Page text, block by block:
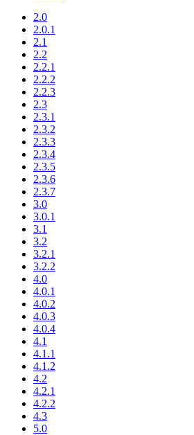
2.0
2.0.1
2.1
2.2
2.2.1
2.2.2
2.2.3
2.3
2.3.1
2.3.2
2.3.3
2.3.4
2.3.5
2.3.6
2.3.7
3.0
3.0.1
3.1
3.2
3.2.1
3.2.2
4.0
4.0.1
4.0.2
4.0.3
4.0.4
4.1
4.1.1
4.1.2
4.2
4.2.1
4.2.2
4.3
5.0